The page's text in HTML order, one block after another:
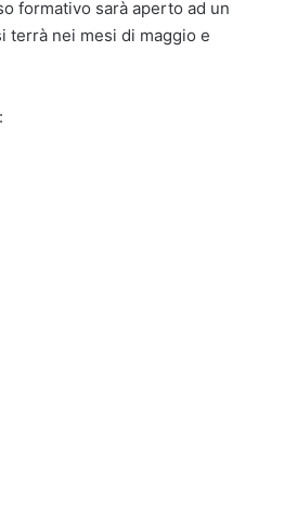
formativo sarà aperto ad un
terrà nei mesi di maggio e